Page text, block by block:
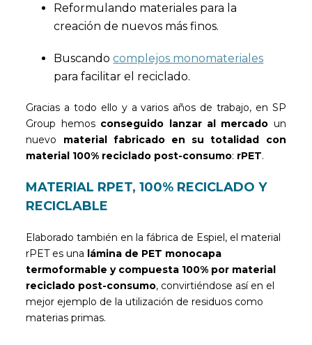
Reformulando materiales para la
creación de nuevos más finos.
Buscandocomplejos monomateriales
para facilitar el reciclado.
Gracias a todo ello y a varios años de trabajo, en SP
Group hemos conseguido lanzar al mercado un
nuevo material fabricado en su totalidad con
material 100% reciclado post-consumo: rPET.
MATERIAL RPET, 100% RECICLADO Y
RECICLABLE
Elaborado también en la fábrica de Espiel, el material
rPET es una lámina de PET monocapa
termoformable y compuesta 100% por material
reciclado post-consumo, convirtiéndose así en el
mejor ejemplo de la utilización de residuos como
materias primas.